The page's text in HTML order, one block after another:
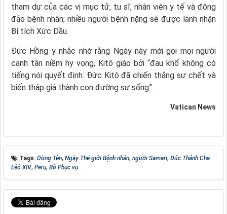
tham dự của các vị mục tử, tu sĩ, nhân viên y tế và đông
đảo bệnh nhân; nhiều người bệnh nặng sẽ được lãnh nhận
Bí tích Xức Dầu.
Đức Hồng y nhắc nhớ rằng Ngày này mời gọi mọi người
canh tân niềm hy vọng, Kitô giáo bởi “đau khổ không có
tiếng nói quyết định: Đức Kitô đã chiến thắng sự chết và
biến thập giá thành con đường sự sống”.
Vatican News
Tags: Dòng Tên, Ngày Thế giới Bệnh nhân, người Samari, Đức Thánh Cha
Lêô XIV, Peru, Bộ Phục vụ